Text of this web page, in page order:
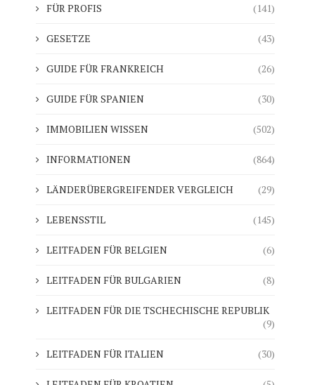
FÜR PROFIS (141)
GESETZE (43)
GUIDE FÜR FRANKREICH (26)
GUIDE FÜR SPANIEN (30)
IMMOBILIEN WISSEN (502)
INFORMATIONEN (864)
LÄNDERÜBERGREIFENDER VERGLEICH (29)
LEBENSSTIL (145)
LEITFADEN FÜR BELGIEN (6)
LEITFADEN FÜR BULGARIEN (8)
LEITFADEN FÜR DIE TSCHECHISCHE REPUBLIK
(9)
LEITFADEN FÜR ITALIEN (30)